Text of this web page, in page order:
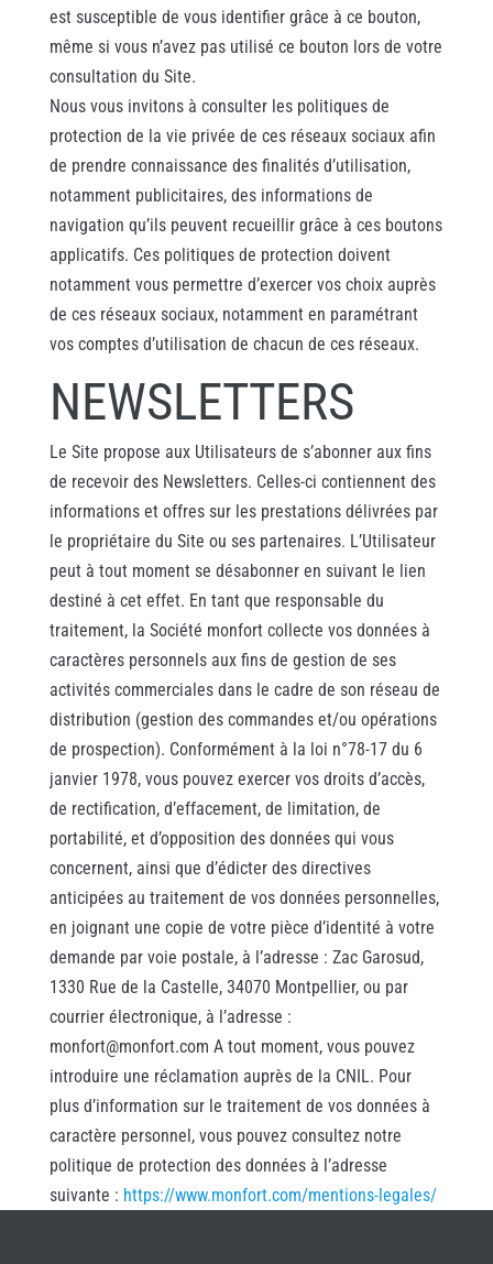
est susceptible de vous identifier grâce à ce bouton,
même si vous n’avez pas utilisé ce bouton lors de votre
consultation du Site.
Nous vous invitons à consulter les politiques de
protection de la vie privée de ces réseaux sociaux afin
de prendre connaissance des finalités d’utilisation,
notamment publicitaires, des informations de
navigation qu’ils peuvent recueillir grâce à ces boutons
applicatifs. Ces politiques de protection doivent
notamment vous permettre d’exercer vos choix auprès
de ces réseaux sociaux, notamment en paramétrant
vos comptes d’utilisation de chacun de ces réseaux.
NEWSLETTERS
Le Site propose aux Utilisateurs de s’abonner aux fins
de recevoir des Newsletters. Celles-ci contiennent des
informations et offres sur les prestations délivrées par
le propriétaire du Site ou ses partenaires. L’Utilisateur
peut à tout moment se désabonner en suivant le lien
destiné à cet effet. En tant que responsable du
traitement, la Société monfort collecte vos données à
caractères personnels aux fins de gestion de ses
activités commerciales dans le cadre de son réseau de
distribution (gestion des commandes et/ou opérations
de prospection). Conformément à la loi n°78-17 du 6
janvier 1978, vous pouvez exercer vos droits d’accès,
de rectification, d’effacement, de limitation, de
portabilité, et d’opposition des données qui vous
concernent, ainsi que d’édicter des directives
anticipées au traitement de vos données personnelles,
en joignant une copie de votre pièce d’identité à votre
demande par voie postale, à l’adresse : Zac Garosud,
1330 Rue de la Castelle, 34070 Montpellier, ou par
courrier électronique, à l’adresse :
monfort@monfort.com A tout moment, vous pouvez
introduire une réclamation auprès de la CNIL. Pour
plus d’information sur le traitement de vos données à
caractère personnel, vous pouvez consultez notre
politique de protection des données à l’adresse
suivante : https://www.monfort.com/mentions-legales/